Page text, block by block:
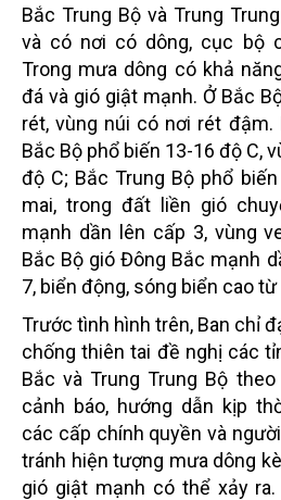
Bắc Trung Bộ và Trung
và có nơi có dông, cục bộ
Trong mưa dông có khả
đá và gió giật mạnh. Ở Bắc
rét, vùng núi có nơi rét
Bắc Bộ phổ biến 13-16 độ C,
độ C; Bắc Trung Bộ phổ
mai, trong đất liền gió
mạnh dần lên cấp 3, vùng
Bắc Bộ gió Đông Bắc mạnh
7, biển động, sóng biển cao
Trước tình hình trên, Ban chỉ
chống thiên tai đề nghị các
Bắc và Trung Trung Bộ
cảnh báo, hướng dẫn kịp
các cấp chính quyền và
tránh hiện tượng mưa dông
gió giật mạnh có thể xảy